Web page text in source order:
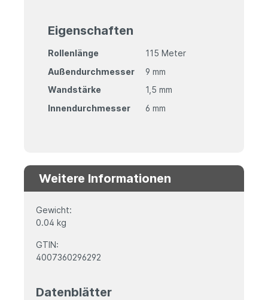
Eigenschaften
Rollenlänge
115 Meter
Außendurchmesser
9 mm
Wandstärke
1,5 mm
Innendurchmesser
6 mm
Weitere Informationen
Gewicht:
0.04 kg
GTIN:
4007360296292
Datenblätter